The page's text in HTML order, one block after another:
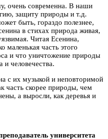
очень современна. В наши
защиту природы и т.д.
быть, гораздо полезнее,
в стихах природа живая,
Читая Есенина,
маленькая часть этого
и что уничтожение природы
и человечества.
с их музыкой и неповторимой
часть скорее природы, чем
а выросли, как деревья и
университета